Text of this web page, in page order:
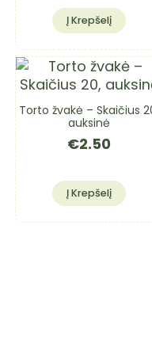
Į Krepšelį
Torto žvakė – Skaičius
auksinė
€2.50
Į Krepšelį